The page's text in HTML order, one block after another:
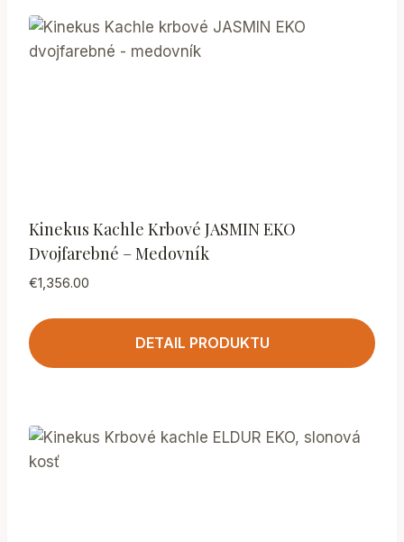
Kinekus Kachle Krbové JASMIN EKO
Dvojfarebné – Medovník
€1,356.00
DETAIL PRODUKTU